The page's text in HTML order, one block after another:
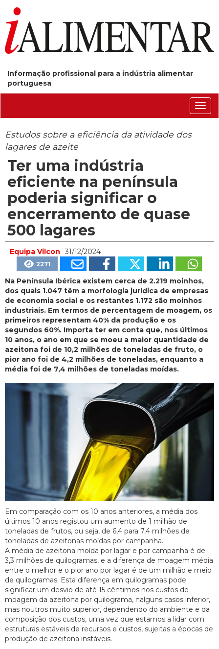
Informação profissional para a indústria alimentar
portuguesa
Estudos sobre a eficiência da atividade dos
lagares de azeite
Ter uma indústria
eficiente na península
poderia significar o
encerramento de quase
500 lagares
Equipa Vilcon 31/12/2024
2271
Na Península Ibérica existem cerca de 2.219 moinhos,
dos quais 1.047 têm a morfologia jurídica de empresas
de economia social e os restantes 1.172 são moinhos
industriais. Em termos de percentagem de moagem, os
primeiros representam 40% da produção e os
segundos 60%. Importa ter em conta que, nos últimos
10 anos, o ano em que se moeu a maior quantidade de
azeitona foi de 10,2 milhões de toneladas de fruto, o
pior ano foi de 4,2 milhões de toneladas, enquanto a
média foi de 7,4 milhões de toneladas moídas.
Em comparação com os 10 anos anteriores, a média dos
últimos 10 anos registou um aumento de 1 milhão de
toneladas de frutos, ou seja, de 6,4 para 7,4 milhões de
toneladas de azeitonas moídas por campanha.
A média de azeitona moída por lagar e por campanha é de
3,3 milhões de quilogramas, e a diferença de moagem média
entre o melhor e o pior ano por lagar é de um milhão e meio
de quilogramas. Esta diferença em quilogramas pode
significar um desvio de até 15 cêntimos nos custos de
moagem da azeitona por quilograma, nalguns casos inferior,
mas noutros muito superior, dependendo do ambiente e da
composição dos custos, uma vez que estamos a lidar com
estruturas estáveis de recursos e custos, sujeitas a épocas de
produção de azeitona instáveis.